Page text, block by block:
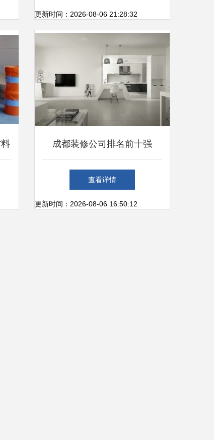
更新时间：2026-08-06 21:28:32
成都装修公司排名前十强
查看详情
更新时间：2026-08-06 16:50:12